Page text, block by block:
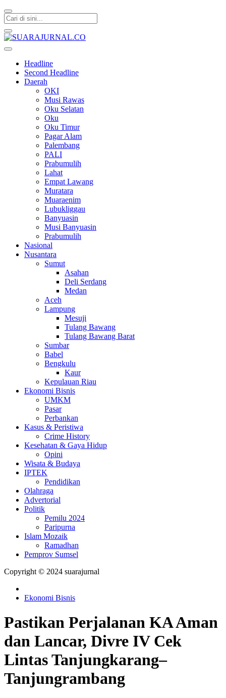
Headline
Second Headline
Daerah
OKI
Musi Rawas
Oku Selatan
Oku
Oku Timur
Pagar Alam
Palembang
PALI
Prabumulih
Lahat
Empat Lawang
Muratara
Muaraenim
Lubukliggau
Banyuasin
Musi Banyuasin
Prabumulih
Nasional
Nusantara
Sumut
Asahan
Deli Serdang
Medan
Aceh
Lampung
Mesuji
Tulang Bawang
Tulang Bawang Barat
Sumbar
Babel
Bengkulu
Kaur
Kepulauan Riau
Ekonomi Bisnis
UMKM
Pasar
Perbankan
Kasus & Peristiwa
Crime History
Kesehatan & Gaya Hidup
Opini
Wisata & Budaya
IPTEK
Pendidikan
Olahraga
Advertorial
Politik
Pemilu 2024
Paripurna
Islam Mozaik
Ramadhan
Pemprov Sumsel
Copyright © 2024 suarajurnal
Ekonomi Bisnis
Pastikan Perjalanan KA Aman
dan Lancar, Divre IV Cek
Lintas Tanjungkarang–
Tanjungrambang